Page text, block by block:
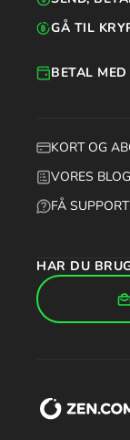
KORT OG
VORES BLOG
FÅ SUPPORT
BETAL MED
HAR DU
GÅ TIL